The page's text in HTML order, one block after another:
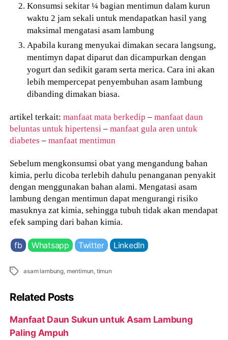
Konsumsi sekitar ¼ bagian mentimun dalam kurun
waktu 2 jam sekali untuk mendapatkan hasil yang
maksimal mengatasi asam lambung
Apabila kurang menyukai dimakan secara langsung,
mentimyn dapat diparut dan dicampurkan dengan
yogurt dan sedikit garam serta merica. Cara ini akan
lebih mempercepat penyembuhan asam lambung
dibanding dimakan biasa.
artikel terkait:manfaat mata berkedip –manfaat daun
beluntas untuk hipertensi –manfaat gula aren untuk
diabetes –manfaat mentimun
Sebelum mengkonsumsi obat yang mengandung bahan
kimia, perlu dicoba terlebih dahulu penanganan penyakit
dengan menggunakan bahan alami. Mengatasi asam
lambung dengan mentimun dapat mengurangi risiko
masuknya zat kimia, sehingga tubuh tidak akan mendapat
efek samping dari bahan kimia.
fb Whatsapp Twitter LinkedIn
Tags asam lambung mentimun timun
Related Posts
Manfaat Daun Sukun untuk Asam Lambung
Paling Ampuh